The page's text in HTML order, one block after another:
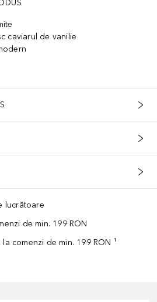
caviarul de vanilie
lucrătoare
de min. 199 RON
comenzi de min. 199 RON ¹